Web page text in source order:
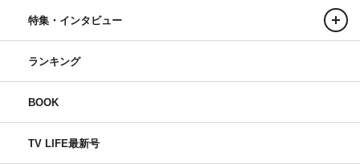
特集・インタビュー
ランキング
BOOK
TV LIFE最新号